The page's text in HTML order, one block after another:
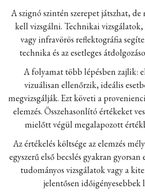
A szignó szintén szerepet játszhat,
kell vizsgálni. Technikai
vagy infravörös reflektográfia
technika és az esetleges
A folyamat több lépésben zajlik:
vizuálisan ellenőrzik, ideális
megvizsgálják. Ezt követi a
elemzés. Összehasonlító értékeket
mielőtt végül megalapozott
Az értékelés költsége az elemzés
egyszerű első becslés gyakran
tudományos vizsgálatok vagy a
jelentősen időigényesebbek